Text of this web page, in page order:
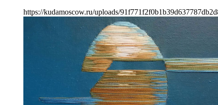
https://kudamoscow.ru/uploads/